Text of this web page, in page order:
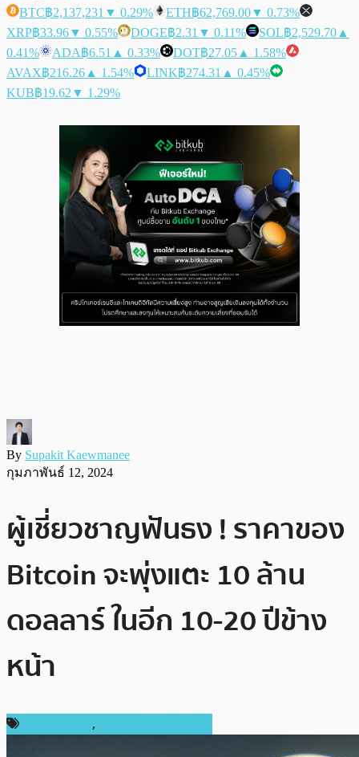
BTC฿2,137,231 ▼ 0.29% ETH฿62,769.00▼ 0.73%
XRP฿33.96▼ 0.55% DOGE฿2.31 ▼ 0.11% SOL฿2,529.70 ▲
0.41%
ADA฿6.51 ▲ 0.33% DOT฿27.05 ▲ 1.58%
AVAX฿216.26 ▲ 1.54% LINK฿274.31 ▲ 0.45%
KUB฿19.62 ▼ 1.29%
By Supakit Kaewmanee
กุมภาพันธ์ 12, 2024
ผู้เชี่ยวชาญฟันธง ! ราคาของ
Bitcoin จะพุ่งแตะ 10 ล้าน
ดอลลาร์ ในอีก 10-20 ปีข้าง
หน้า
,